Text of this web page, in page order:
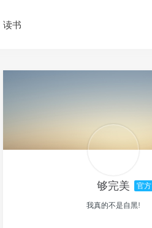
读书
够完美 官方
我真的不是自黑!